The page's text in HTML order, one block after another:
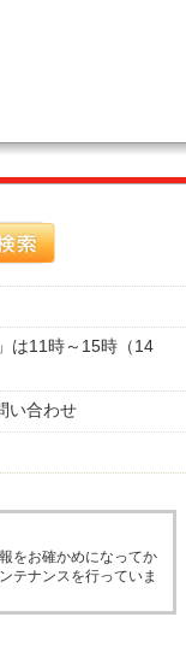
は11時～15時（14
い合わせ
をお確かめになってか
テナンスを行っていま